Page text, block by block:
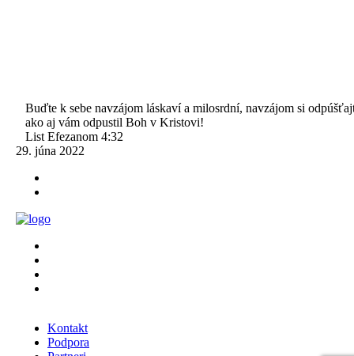
Buďte k sebe navzájom láskaví a milosrdní, navzájom si
ako aj vám odpustil Boh v Kristovi!
List Efezanom 4:32
29. júna 2022
Kontakt
Podpora